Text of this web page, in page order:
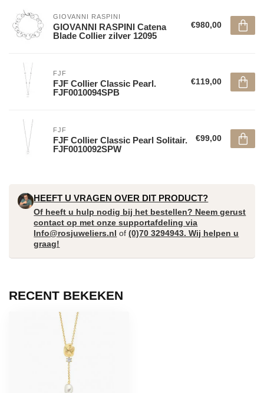
GIOVANNI RASPINI
GIOVANNI RASPINI Catena
Blade Collier zilver 12095
€980,00
FJF
FJF Collier Classic Pearl.
FJF0010094SPB
€119,00
FJF
FJF Collier Classic Pearl Solitair.
FJF0010092SPW
€99,00
HEEFT U VRAGEN OVER DIT PRODUCT?
Of heeft u hulp nodig bij het bestellen? Neem gerust
contact op met onze supportafdeling via
Info@rosjuweliers.nl of(0)70 3294943. Wij helpen u
graag!
RECENT BEKEKEN